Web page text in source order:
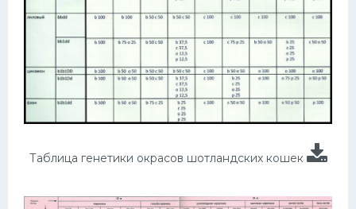
Таблица генетики окрасов шотландских кошек